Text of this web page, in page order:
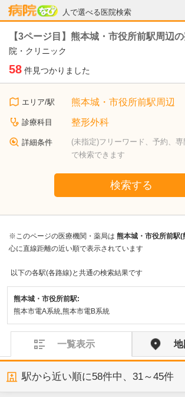
人で選べる医院検索
病院なび
【3ページ目】熊本城・市役所前駅周辺
院・クリニック
58 件見つかりました
エリア/駅 熊本城・市役所前駅周辺
診療科目 整形外科
詳細条件
(未指定)フリーワード、予約、
で検索できます
検索する
※このページの医療機関・薬局は 熊本城・市役所前駅
心に直線距離の近い順で表示されています
以下の各駅(各路線)と共通の検索結果です
熊本城・市役所前駅:
熊本市電A系統,熊本市電B系統
一覧表示 地
駅から近い順に58件中、 31～45件